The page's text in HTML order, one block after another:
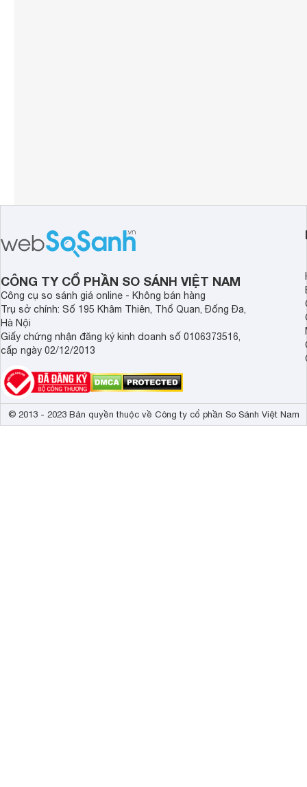
CÔNG TY CỔ PHẦN SO SÁNH VIỆT NAM
Công cụ so sánh giá online - Không bán hàng
Trụ sở chính: Số 195 Khâm Thiên, Thổ Quan, Đống Đa,
Hà Nội
Giấy chứng nhận đăng ký kinh doanh số 0106373516,
cấp ngày 02/12/2013
© 2013 - 2023 Bản quyền thuộc về Công ty cổ phần So Sánh Việt Nam